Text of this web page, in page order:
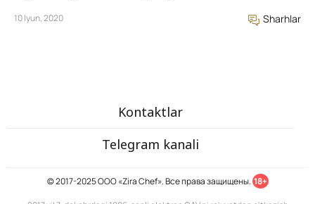
10 Iyun, 2020 Sharhlar
Kontaktlar
Telegram kanali
© 2017-2025 ООО «Zira Chef». Все права защищены. 18+